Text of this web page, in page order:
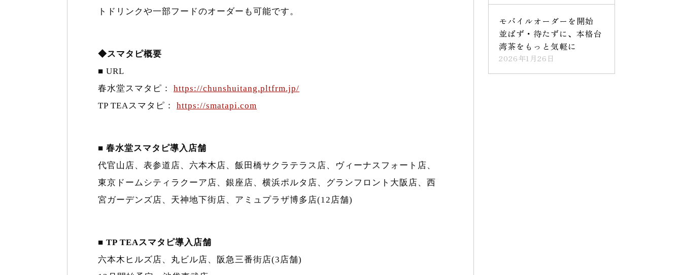
トドリンクや一部フードのオーダーも可能です。
◆スマタピ概要
■ URL
春水堂スマタピ： https://chunshuitang.pltfrm.jp/
TP TEAスマタピ： https://smatapi.com
■ 春水堂スマタピ導入店舗
代官山店、表参道店、六本木店、飯田橋サクラテラス店、ヴィーナスフォート店、
東京ドームシティラクーア店、銀座店、横浜ポルタ店、グランフロント大阪店、西
宮ガーデンズ店、天神地下街店、アミュプラザ博多店(12店舗)
■ TP TEAスマタピ導入店舗
六本木ヒルズ店、丸ビル店、阪急三番街店(3店舗)
モバイルオーダーを開始
並ばず・待たずに、本格台
湾茶をもっと気軽に
2026年1月26日